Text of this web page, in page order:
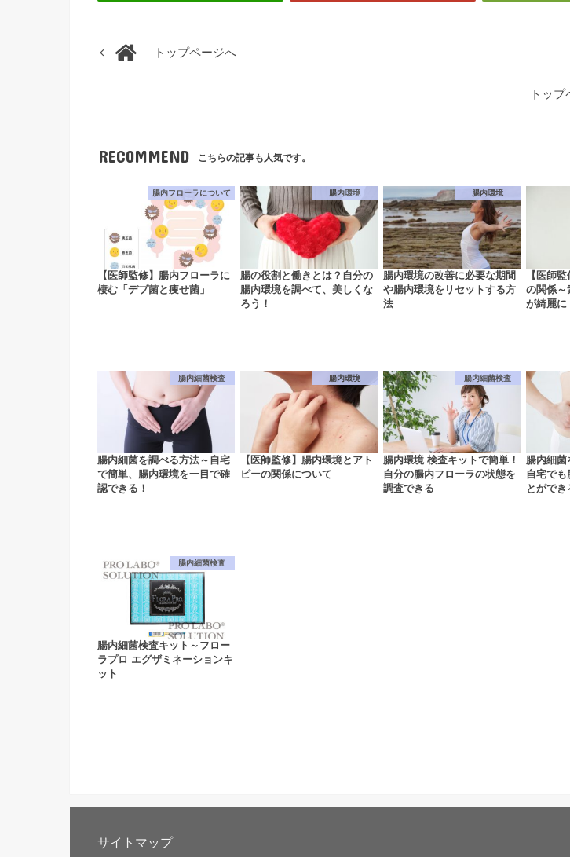
トップページへ
トッ
RECOMMEND こちらの記事も人気です。
腸内フローラについて
【医師監修】腸内フローラに
棲む「デブ菌と痩せ菌」
腸内環境
腸の役割と働きとは？自分の
腸内環境を調べて、美しくな
ろう！
腸内環境
腸内環境の改善に必要な期間
や腸内環境をリセットする方
法
【医師
の関係～
が綺麗に
腸内細菌検査
腸内細菌を調べる方法～自宅
で簡単、腸内環境を一目で確
認できる！
腸内環境
【医師監修】腸内環境とアト
ピーの関係について
腸内細菌検査
腸内環境 検査キットで簡単！
自分の腸内フローラの状態を
調査できる
腸内細菌
自宅でも
とができ
腸内細菌検査
腸内細菌検査キット～フロー
ラプロ エグザミネーションキ
ット
サイトマップ